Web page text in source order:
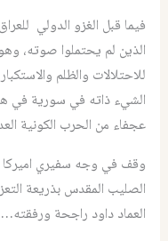
فيما قبل الغزو الدولي
الذين لم يحتملوا صوته،
للاحتلالات والظلم
الشيء ذاته في سورية في
عجفاء من الحرب الكونية
وقف في وجه سفيري اميركا
الصليب المقدس بذريعة
العماد داود راجحة ورفقته…